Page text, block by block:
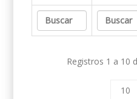
Registros 1 a 10